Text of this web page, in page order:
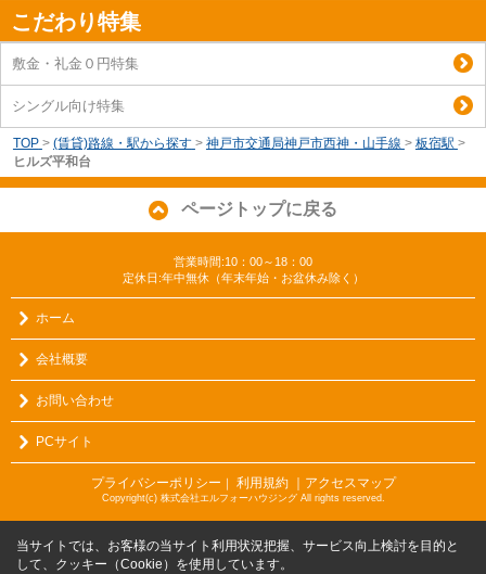
こだわり特集
敷金・礼金０円特集
シングル向け特集
TOP > (賃貸)路線・駅から探す > 神戸市交通局神戸市西神・山手線 > 板宿駅 >
ヒルズ平和台
ページトップに戻る
営業時間:10：00～18：00
定休日:年中無休（年末年始・お盆休み除く）
ホーム
会社概要
お問い合わせ
PCサイト
プライバシーポリシー 利用規約 ｜アクセスマップ
Copyright(c) 株式会社エルフォーハウジング All rights reserved.
当サイトでは、お客様の当サイト利用状況把握、サービス向上検討を目的と
して、クッキー（Cookie）を使用しています。